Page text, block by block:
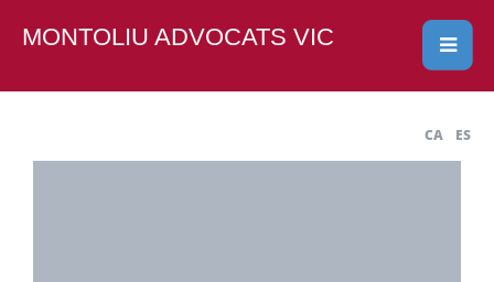
MONTOLIU ADVOCATS VIC
CA ES